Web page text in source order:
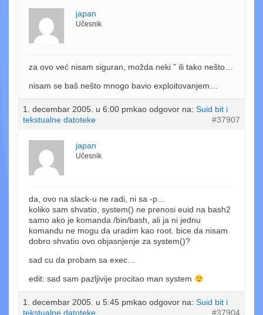
japan
Učesnik
za ovo već nisam siguran, možda neki ” ili tako nešto…
nisam se baš nešto mnogo bavio exploitovanjem…
1. decembar 2005. u 6:00 pmkao odgovor na: Suid bit i
tekstualne datoteke
#37907
japan
Učesnik
da, ovo na slack-u ne radi, ni sa -p…
koliko sam shvatio, system() ne prenosi euid na bash2
samo ako je komanda /bin/bash, ali ja ni jednu
komandu ne mogu da uradim kao root. bice da nisam
dobro shvatio ovo objasnjenje za system()?
sad cu da probam sa exec…
edit: sad sam pazljivije procitao man system
1. decembar 2005. u 5:45 pmkao odgovor na: Suid bit i
tekstualne datoteke
#37904